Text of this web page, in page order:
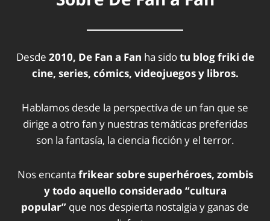
Desde 2010, De Fan a Fan ha sidotu blog friki de
cine, series, cómics, videojuegos y libros.
Hablamos desde la perspectiva de un fan que se
dirige a otro fan y nuestras temáticas preferidas
son la fantasía, la ciencia ficción y el terror.
Nos encanta frikear sobre superhéroes, zombis
y todo aquello considerado “cultura
popular” que nos despierta nostalgia y ganas de